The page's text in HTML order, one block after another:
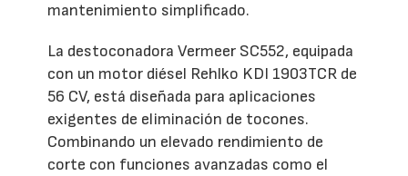
mantenimiento simplificado.
La destoconadora Vermeer SC552, equipada
con un motor diésel Rehlko KDI 1903TCR de
56 CV, está diseñada para aplicaciones
exigentes de eliminación de tocones.
Combinando un elevado rendimiento de
corte con funciones avanzadas como el